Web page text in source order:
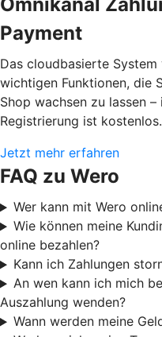
Omnikanal
Payment
Das cloudbasierte
wichtigen Funktionen, die
Shop wachsen zu lassen
Registrierung ist kostenlos.
Jetzt mehr erfahren
FAQ zu Wero
Wer kann mit Wero
Wie können meine
online bezahlen?
Kann ich Zahlungen
An wen kann ich mich
Auszahlung wenden?
Wann werden meine